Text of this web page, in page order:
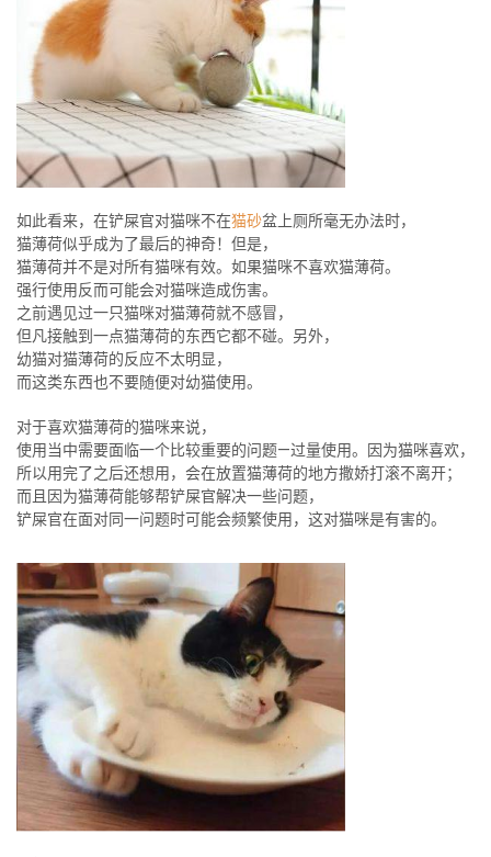
如此看来，在铲屎官对猫咪不在猫砂盆上厕所毫无办法时，
猫薄荷似乎成为了最后的神奇！但是，
猫薄荷并不是对所有猫咪有效。如果猫咪不喜欢猫薄荷。
强行使用反而可能会对猫咪造成伤害。
之前遇见过一只猫咪对猫薄荷就不感冒，
但凡接触到一点猫薄荷的东西它都不碰。另外，
幼猫对猫薄荷的反应不太明显，
而这类东西也不要随便对幼猫使用。
对于喜欢猫薄荷的猫咪来说，
使用当中需要面临一个比较重要的问题—过量使用。因为猫咪喜欢，
所以用完了之后还想用，会在放置猫薄荷的地方撒娇打滚不离开；
而且因为猫薄荷能够帮铲屎官解决一些问题，
铲屎官在面对同一问题时可能会频繁使用，这对猫咪是有害的。